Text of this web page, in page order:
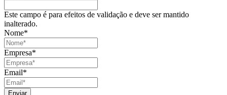
Este campo é para efeitos de validação e deve ser mantido
inalterado.
Nome*
Empresa*
Email*